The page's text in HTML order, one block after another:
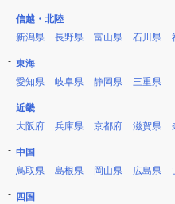
信越・北陸
新潟県
長野県 富山県 石川県
東海
愛知県
岐阜県 静岡県 三重県
近畿
大阪府
兵庫県 京都府 滋賀県
中国
鳥取県
島根県 岡山県 広島県
四国